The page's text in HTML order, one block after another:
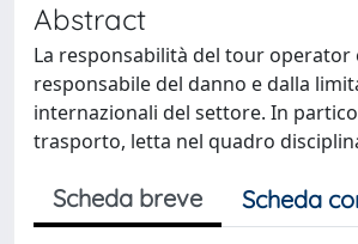
Abstract
La responsabilità del tour
responsabile del danno e dalla
internazionali del settore. In
trasporto, letta nel quadro
Scheda breve Scheda